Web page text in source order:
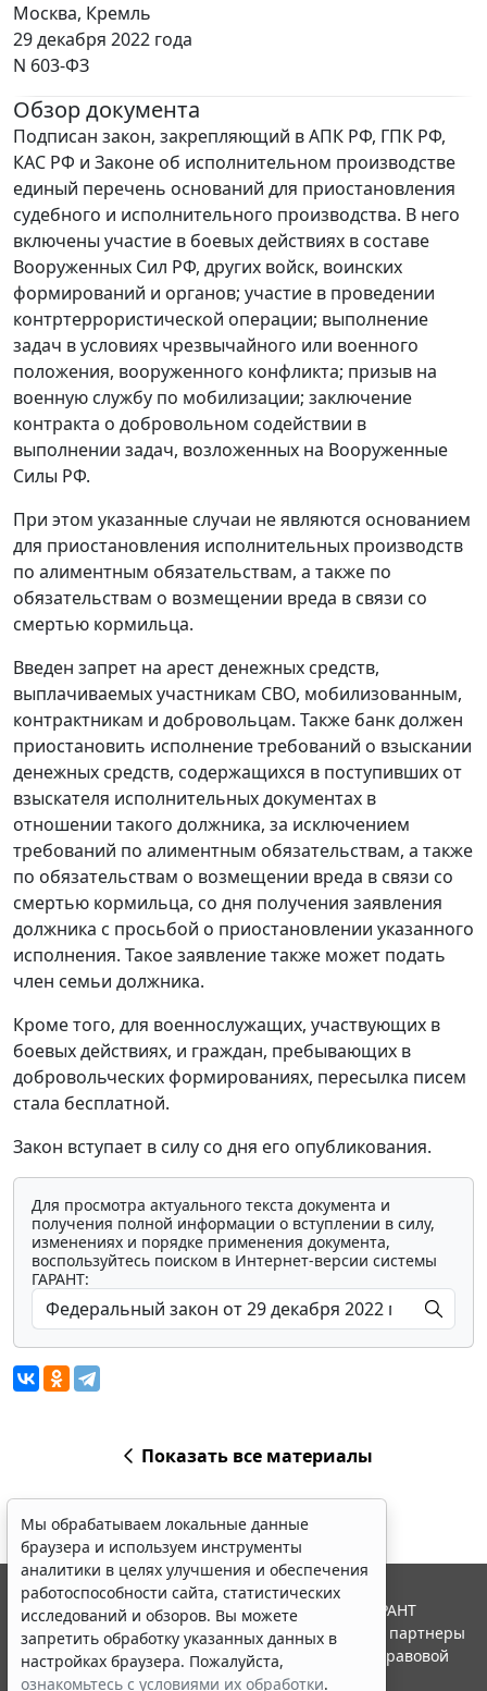
Москва, Кремль
29 декабря 2022 года
N 603-ФЗ
Обзор документа
Подписан закон, закрепляющий в АПК РФ, ГПК РФ,
КАС РФ и Законе об исполнительном производстве
единый перечень оснований для приостановления
судебного и исполнительного производства. В него
включены участие в боевых действиях в составе
Вооруженных Сил РФ, других войск, воинских
формирований и органов; участие в проведении
контртеррористической операции; выполнение
задач в условиях чрезвычайного или военного
положения, вооруженного конфликта; призыв на
военную службу по мобилизации; заключение
контракта о добровольном содействии в
выполнении задач, возложенных на Вооруженные
Силы РФ.
При этом указанные случаи не являются основанием
для приостановления исполнительных производств
по алиментным обязательствам, а также по
обязательствам о возмещении вреда в связи со
смертью кормильца.
Введен запрет на арест денежных средств,
выплачиваемых участникам СВО, мобилизованным,
контрактникам и добровольцам. Также банк должен
приостановить исполнение требований о взыскании
денежных средств, содержащихся в поступивших от
взыскателя исполнительных документах в
отношении такого должника, за исключением
требований по алиментным обязательствам, а также
по обязательствам о возмещении вреда в связи со
смертью кормильца, со дня получения заявления
должника с просьбой о приостановлении указанного
исполнения. Такое заявление также может подать
член семьи должника.
Кроме того, для военнослужащих, участвующих в
боевых действиях, и граждан, пребывающих в
добровольческих формированиях, пересылка писем
стала бесплатной.
Закон вступает в силу со дня его опубликования.
Для просмотра актуального текста документа и
получения полной информации о вступлении в силу,
изменениях и порядке применения документа,
воспользуйтесь поиском в Интернет-версии системы
ГАРАНТ:
Показать все материалы
Мы обрабатываем локальные данные
браузера и используем инструменты
аналитики в целях улучшения и обеспечения
работоспособности сайта, статистических
исследований и обзоров. Вы можете
запретить обработку указанных данных в
настройках браузера. Пожалуйста,
ознакомьтесь с условиями их обработки.
© ООО "НПП "ГАРАНТ-СЕРВИС", 2026. Система ГАРАНТ
выпускается с 1990 года. Компания "Гарант" и ее партнеры
являются участниками Российской ассоциации правовой
информации ГАРАНТ.